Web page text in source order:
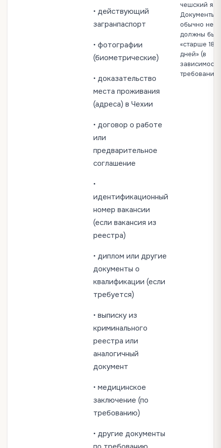
• действующий
загранпаспорт
• фотографии
(биометрические)
• доказательство
места проживания
(адреса) в Чехии
• договор о работе
или
предварительное
соглашение
•
идентификационный
номер вакансии
(если вакансия из
реестра)
• диплом или другие
документы о
квалификации (если
требуется)
• выписку из
криминального
реестра или
аналогичный
документ
• медицинское
заключение (по
требованию)
• другие документы
чешский
Документы
обычно не
должны
«старше 180
дней» (в
требования)